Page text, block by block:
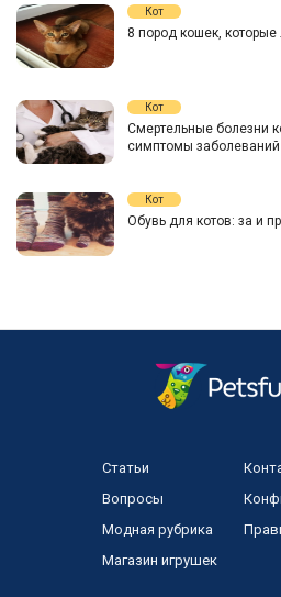
Кот
8 пород кошек,
Кот
Смертельные болезни
симптомы заболеваний
Кот
Обувь для котов: за и
Статьи
Вопросы
Модная рубрика
Магазин игрушек